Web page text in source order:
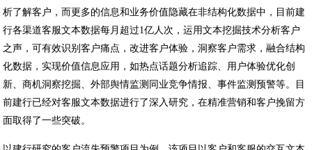
析了解客户，而更多的信息和业务价值隐藏在非结构化数据中，目前建
行各渠道客服文本数据每月超过1亿人次，运用文本挖掘技术分析客户
之声，可有效识别客户痛点，改进客户体验，洞察客户需求，融合结构
化数据，实现价值信息应用，如热点话题分析追踪、用户体验优化创
新、商机洞察挖掘、外部舆情监测同业竞争情报、事件监测预警等。目
前建行已经对客服文本数据进行了深入研究，在精准营销和客户挽留方
面取得了一些突破。